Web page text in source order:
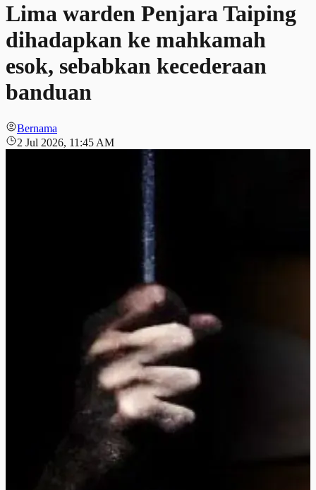
Lima warden Penjara Taiping
dihadapkan ke mahkamah
esok, sebabkan kecederaan
banduan
Bernama
2 Jul 2026, 11:45 AM